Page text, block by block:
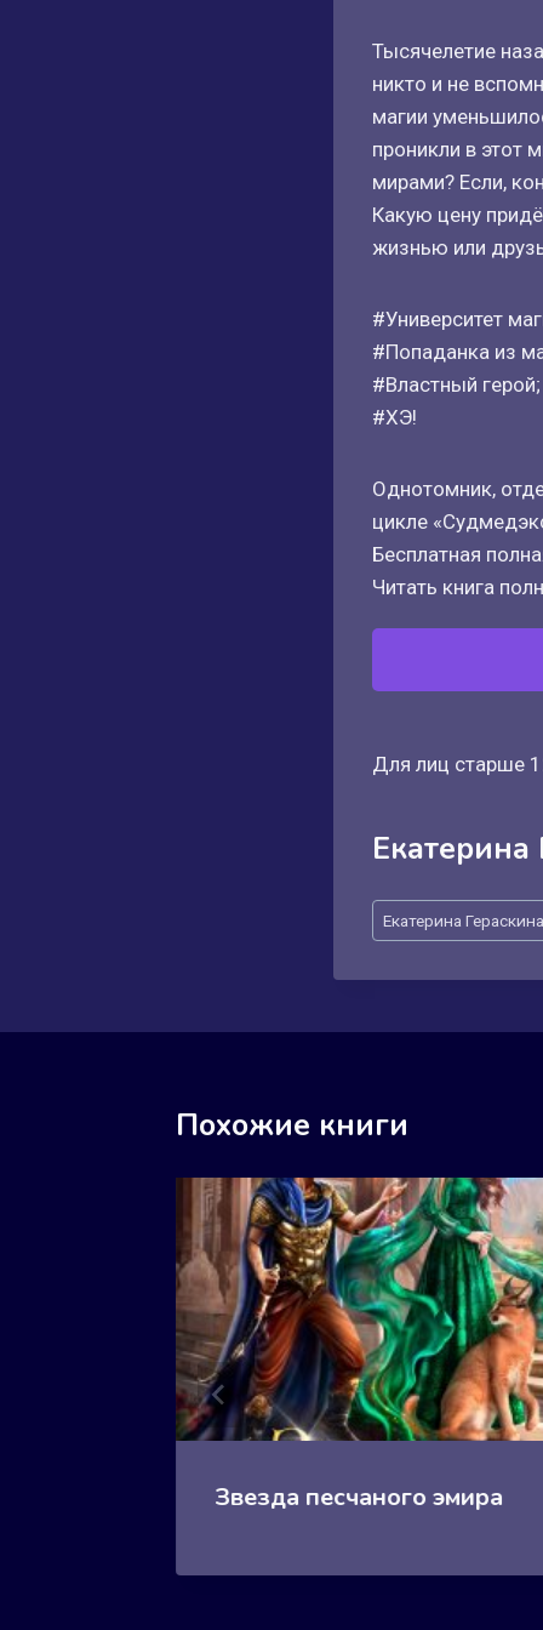
Тысячелетие
никто и не
магии
проникли в этот
мирами? Если,
Какую цену
жизнью или
#Университет
#Попаданка из
#Властный герой;
#ХЭ!
Однотомник,
цикле
Бесплатная
Читать книга
Для лиц старше
Екатерина
Метки
записи:
Екатерина Гераскина
Похожие книги
Звезда песчаного эмира